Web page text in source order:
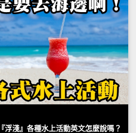
浮淺』各種水上活動英文怎麼說嗎？